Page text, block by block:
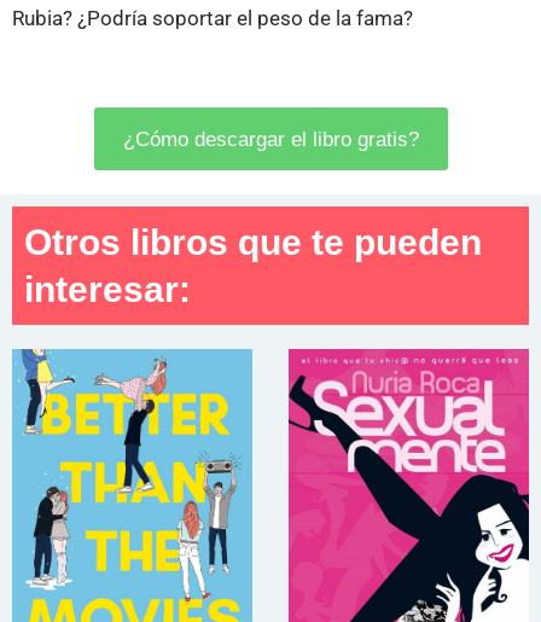
Rubia? ¿Podría soportar el peso de la fama?
¿Cómo descargar el libro gratis?
Otros libros que te pueden
interesar: